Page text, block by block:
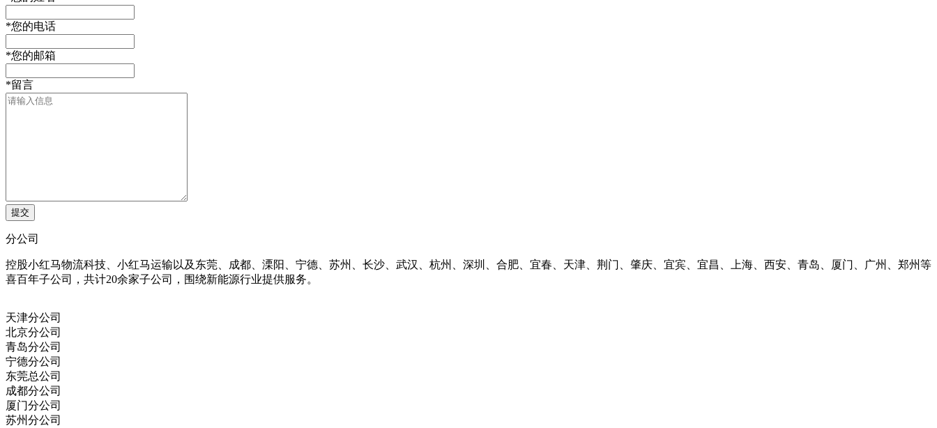
*您的电话
*您的邮箱
*留言
分公司
控股小红马物流科技、小红马运输以及东莞、成都、溧阳、宁德、苏州、长沙、武汉、杭州、深圳、合肥、宜春、天津、荆门、肇庆、宜宾、宜昌、上海、西安、青岛、厦门、广州、郑州等
喜百年子公司，共计20余家子公司，围绕新能源行业提供服务。
天津分公司
北京分公司
青岛分公司
宁德分公司
东莞总公司
成都分公司
厦门分公司
苏州分公司